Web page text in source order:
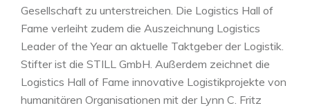
Gesellschaft zu unterstreichen. Die Logistics Hall of
Fame verleiht zudem die Auszeichnung Logistics
Leader of the Year an aktuelle Taktgeber der Logistik.
Stifter ist die STILL GmbH. Außerdem zeichnet die
Logistics Hall of Fame innovative Logistikprojekte von
humanitären Organisationen mit der Lynn C. Fritz